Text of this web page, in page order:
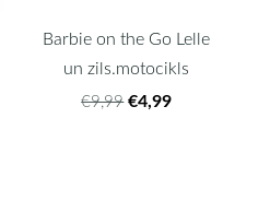
Barbie on the Go Lelle
un zils.motocikls
€9,99 €4,99